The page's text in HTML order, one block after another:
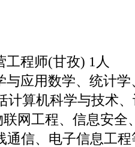
工程师(甘孜) 1人
与应用数学、统计
计算机科学与技术
网工程、信息安全
通信、电子信息工程